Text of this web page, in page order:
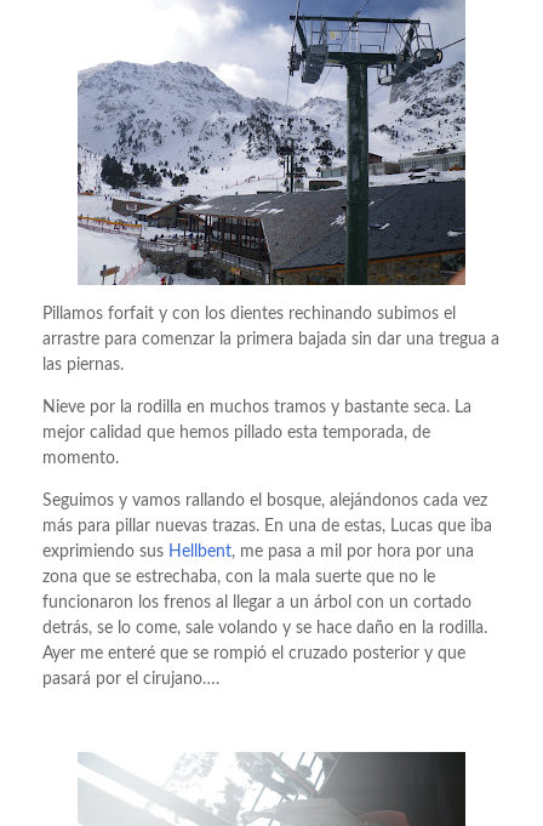
Pillamos forfait y con los dientes rechinando subimos el
arrastre para comenzar la primera bajada sin dar una tregua a
las piernas.
Nieve por la rodilla en muchos tramos y bastante seca. La
mejor calidad que hemos pillado esta temporada, de
momento.
Seguimos y vamos rallando el bosque, alejándonos cada vez
más para pillar nuevas trazas. En una de estas, Lucas que iba
exprimiendo sus Hellbent, me pasa a mil por hora por una
zona que se estrechaba, con la mala suerte que no le
funcionaron los frenos al llegar a un árbol con un cortado
detrás, se lo come, sale volando y se hace daño en la rodilla.
Ayer me enteré que se rompió el cruzado posterior y que
pasará por el cirujano….